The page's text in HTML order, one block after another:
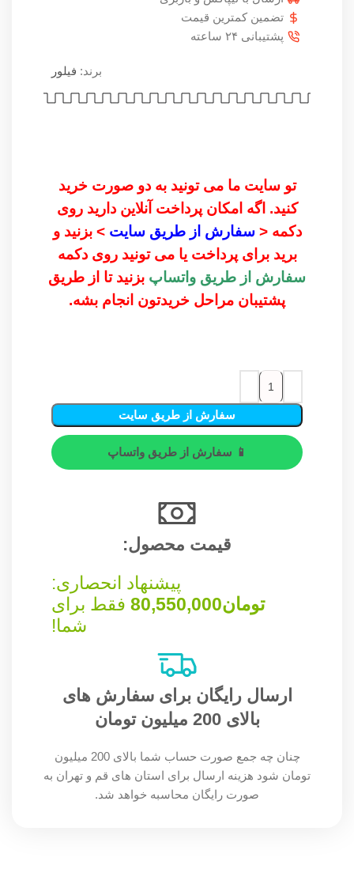
تضمین کمترین قیمت
پشتیبانی ۲۴ ساعته
برند: فیلور
تو سایت ما می تونید به دو صورت خرید
کنید. اگه امکان پرداخت آنلاین دارید روی
دکمه <سفارش از طریق سایت> بزنید و
برید برای پرداخت یا می تونید روی دکمه
سفارش از طریق واتساپ بزنید تا از طریق
پشتیبان مراحل خریدتون انجام بشه.
سفارش از طریق سایت
📱 سفارش از طریق واتساپ
قیمت محصول:​
پیشنهاد انحصاری:
تومان80,550,000 فقط برای
شما!
ارسال رایگان برای سفارش های
بالای 200 میلیون تومان
چنان چه جمع صورت حساب شما بالای 200 میلیون
تومان شود هزینه ارسال برای استان های قم و تهران به
صورت رایگان محاسبه خواهد شد.